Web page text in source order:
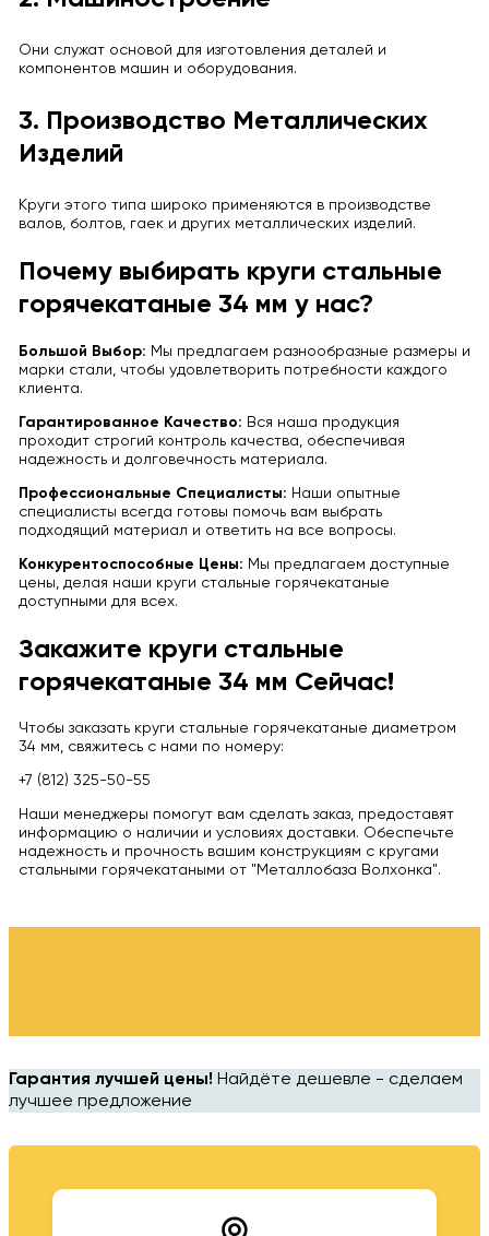
Они служат основой для изготовления деталей и
компонентов машин и оборудования.
3. Производство Металлических
Изделий
Круги этого типа широко применяются в производстве
валов, болтов, гаек и других металлических изделий.
Почему выбирать круги стальные
горячекатаные 34 мм у нас?
Большой Выбор: Мы предлагаем разнообразные размеры и
марки стали, чтобы удовлетворить потребности каждого
клиента.
Гарантированное Качество: Вся наша продукция
проходит строгий контроль качества, обеспечивая
надежность и долговечность материала.
Профессиональные Специалисты: Наши опытные
специалисты всегда готовы помочь вам выбрать
подходящий материал и ответить на все вопросы.
Конкурентоспособные Цены: Мы предлагаем доступные
цены, делая наши круги стальные горячекатаные
доступными для всех.
Закажите круги стальные
горячекатаные 34 мм Сейчас!
Чтобы заказать круги стальные горячекатаные диаметром
34 мм, свяжитесь с нами по номеру:
+7 (812) 325-50-55
Наши менеджеры помогут вам сделать заказ, предоставят
информацию о наличии и условиях доставки. Обеспечьте
надежность и прочность вашим конструкциям с кругами
стальными горячекатаными от "Металлобаза Волхонка".
Гарантия лучшей цены! Найдёте дешевле - сделаем
лучшее предложение